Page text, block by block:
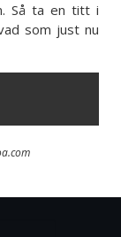
Så ta en titt i
som just nu